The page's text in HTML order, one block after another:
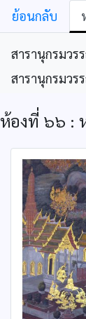
ย้อนกลับ
สารานุกรมวร
สารานุกรมวร
ห้องที่ ๖๖ :